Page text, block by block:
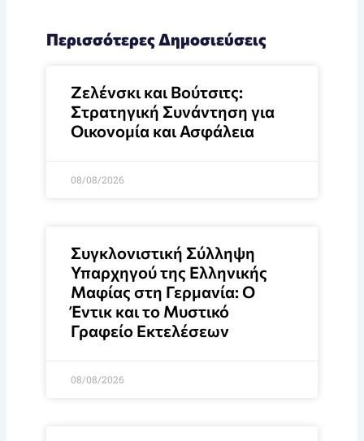
Περισσότερες Δημοσιεύσεις
Ζελένσκι και Βούτσιτς:
Στρατηγική Συνάντηση για
Οικονομία και Ασφάλεια
08/08/2026
Συγκλονιστική Σύλληψη
Υπαρχηγού της Ελληνικής
Μαφίας στη Γερμανία: Ο
Έντικ και το Μυστικό
Γραφείο Εκτελέσεων
08/08/2026